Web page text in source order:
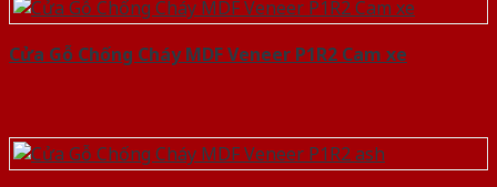
Cửa Gỗ Chống Cháy MDF Veneer P1R2 Cam xe